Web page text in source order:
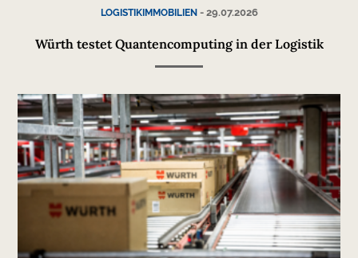
LOGISTIKIMMOBILIEN- 29.07.2026
Würth testet Quantencomputing in der Logistik